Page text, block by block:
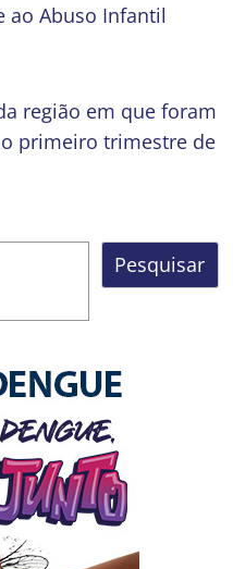
ao Abuso Infantil
região em que foram
primeiro trimestre de
Pesquisar